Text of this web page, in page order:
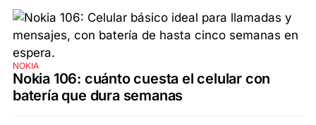
NOKIA
Nokia 106: cuánto cuesta el celular con
batería que dura semanas